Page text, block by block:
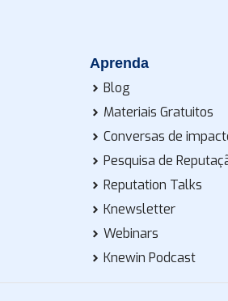
Aprenda
Blog
Materiais Gratuitos
Conversas de
Pesquisa de
Reputation Talks
Knewsletter
Webinars
Knewin Podcast